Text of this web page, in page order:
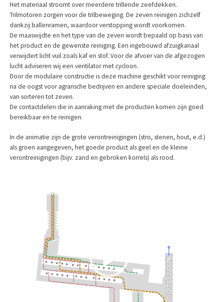
Het materiaal stroomt over meerdere trillende zeefdekken.
Trilmotoren zorgen voor de trilbeweging. De zeven reinigen zichzelf
dankzij ballenramen, waardoor verstopping wordt voorkomen.
De maaswijdte en het type van de zeven wordt bepaald op basis van
het product en de gewenste reiniging. Een ingebouwd afzuigkanaal
verwijdert licht vuil zoals kaf en stof. Voor de afvoer van de afgezogen
lucht adviseren wij een ventilator met cycloon.
Door de modulaire constructie is deze machine geschikt voor reiniging
na de oogst voor agrarische bedrijven en andere speciale doeleinden,
van sorteren tot zeven.
De contactdelen die in aanraking met de producten komen zijn goed
bereikbaar en te reinigen.
In de animatie zijn de grote verontreinigingen (stro, stenen, hout, e.d.)
als groen aangegeven, het goede product als geel en de kleine
verontreinigingen (bijv. zand en gebroken korrels) als rood.